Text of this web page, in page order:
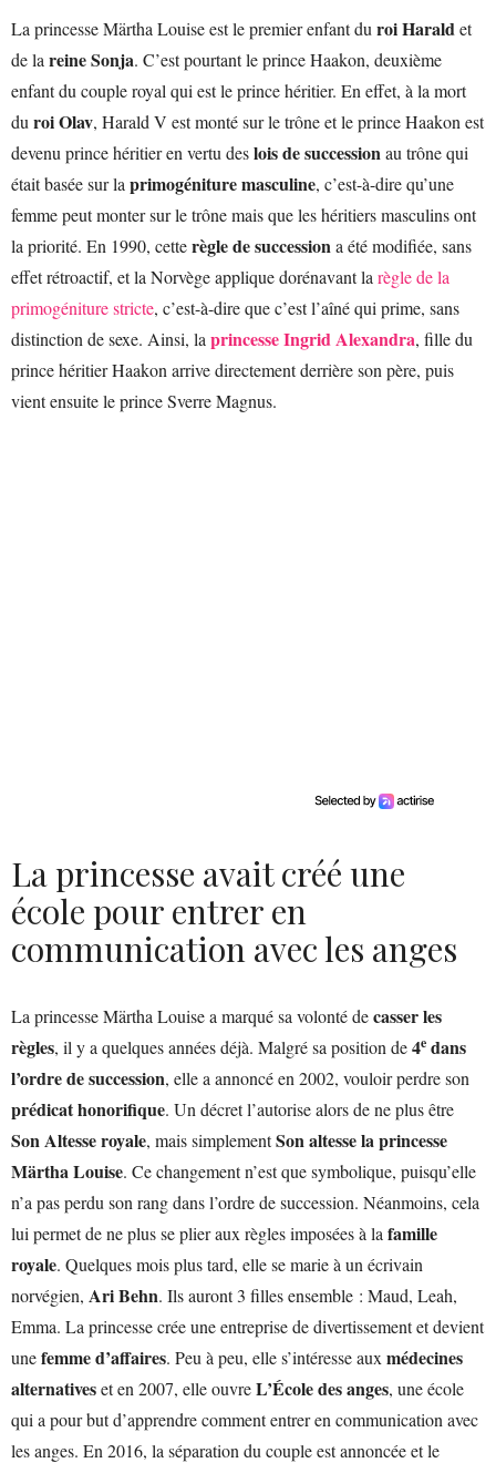
La princesse Märtha Louise est le premier enfant du roi Haraldet
de la reine Sonja. C’est pourtant le prince Haakon, deuxième
enfant du couple royal qui est le prince héritier. En effet, à la mort
du roi Olav, Harald V est monté sur le trône et le prince Haakon est
devenu prince héritier en vertu deslois de successionau trône qui
était basée sur la primogéniture masculine, c’est-à-dire qu’une
femme peut monter sur le trône mais que les héritiers masculins ont
la priorité. En 1990, cetterègle de successiona été modifiée, sans
effet rétroactif, et la Norvège applique dorénavant la règle de la
primogéniture stricte, c’est-à-dire que c’est l’aîné qui prime, sans
distinction de sexe. Ainsi, la princesse Ingrid Alexandra, fille du
prince héritier Haakon arrive directement derrière son père, puis
vient ensuite le prince Sverre Magnus.
La princesse avait créé une
école pour entrer en
communication avec les anges
La princesse Märtha Louise a marqué sa volonté decasser les
règles, il y a quelques années déjà. Malgré sa position de4e dans
l’ordre de succession, elle a annoncé en 2002, vouloir perdre son
prédicat honorifique. Un décret l’autorise alors de ne plus être
Son Altesse royale, mais simplementSon altesse la princesse
Märtha Louise. Ce changement n’est que symbolique, puisqu’elle
n’a pas perdu son rang dans l’ordre de succession. Néanmoins, cela
lui permet de ne plus se plier aux règles imposées à la famille
royale. Quelques mois plus tard, elle se marie à un écrivain
norvégien, Ari Behn. Ils auront 3 filles ensemble : Maud, Leah,
Emma. La princesse crée une entreprise de divertissement et devient
unefemme d’affaires. Peu à peu, elle s’intéresse aux médecines
alternativeset en 2007, elle ouvreL’École des anges, une école
qui a pour but d’apprendre comment entrer en communication avec
les anges. En 2016, la séparation du couple est annoncée et le